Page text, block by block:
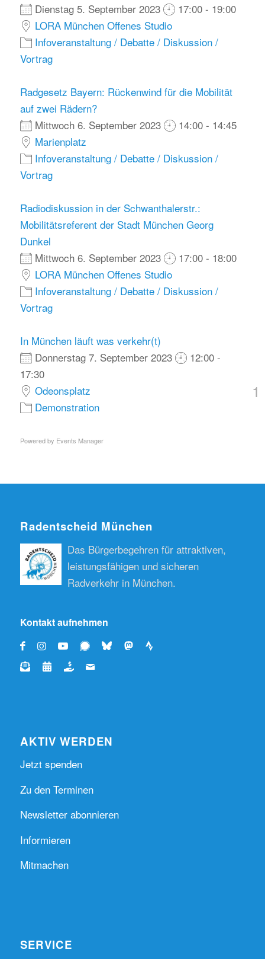
Dienstag 5. September 2023
17:00 - 19:00
LORA München Offenes Studio
Infoveranstaltung / Debatte / Diskussion /
Vortrag
Radgesetz Bayern: Rückenwind für die Mobilität
auf zwei Rädern?
Mittwoch 6. September 2023
14:00 - 14:45
Marienplatz
Infoveranstaltung / Debatte / Diskussion /
Vortrag
Radiodiskussion in der Schwanthalerstr.:
Mobilitätsreferent der Stadt München Georg
Dunkel
Mittwoch 6. September 2023
17:00 - 18:00
LORA München Offenes Studio
Infoveranstaltung / Debatte / Diskussion /
Vortrag
In München läuft was verkehr(t)
Donnerstag 7. September 2023
12:00 -
17:30
Odeonsplatz
Demonstration
1
Powered by Events Manager
Radentscheid München
Das Bürgerbegehren für attraktiven,
leistungsfähigen und sicheren
Radverkehr in München.
Kontakt aufnehmen
AKTIV WERDEN
Jetzt spenden
Zu den Terminen
Newsletter abonnieren
Informieren
Mitmachen
SERVICE